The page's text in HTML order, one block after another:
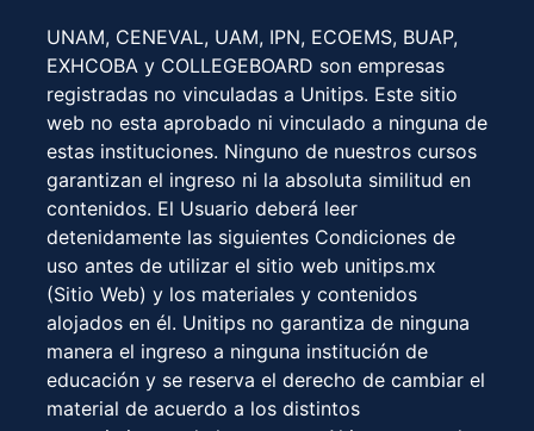
UNAM, CENEVAL, UAM, IPN, ECOEMS, BUAP,
EXHCOBA y COLLEGEBOARD son empresas
registradas no vinculadas a Unitips. Este sitio
web no esta aprobado ni vinculado a ninguna de
estas instituciones. Ninguno de nuestros cursos
garantizan el ingreso ni la absoluta similitud en
contenidos. El Usuario deberá leer
detenidamente las siguientes Condiciones de
uso antes de utilizar el sitio web unitips.mx
(Sitio Web) y los materiales y contenidos
alojados en él. Unitips no garantiza de ninguna
manera el ingreso a ninguna institución de
educación y se reserva el derecho de cambiar el
material de acuerdo a los distintos